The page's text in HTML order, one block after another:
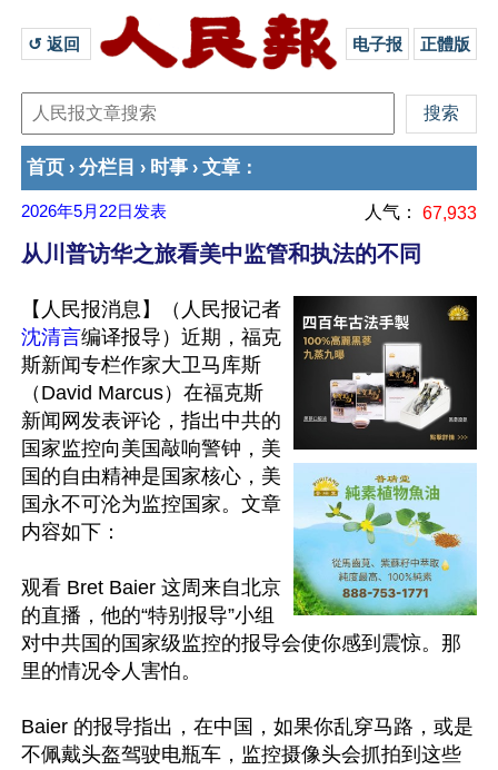
↺ 返回 电子报 正體版
首页 › 分栏目 › 时事 › 文章 ：
2026年5月22日 发表 人气： 67,933
从川普访华之旅看美中监管和执法的不同
【人民报消息】（人民报记者
沈清言编译报导）近期，福克
斯新闻专栏作家大卫马库斯
（David Marcus）在福克斯
新闻网发表评论，指出中共的
国家监控向美国敲响警钟，美
国的自由精神是国家核心，美
国永不可沦为监控国家。文章
内容如下：
观看 Bret Baier 这周来自北京
的直播，他的“特别报导”小组
对中共国的国家级监控的报导会使你感到震惊。那
里的情况令人害怕。
Baier 的报导指出，在中国，如果你乱穿马路，或是
不佩戴头盔驾驶电瓶车，监控摄像头会抓拍到这些